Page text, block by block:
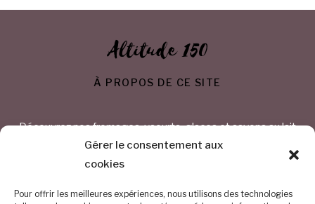
Gérer le consentement aux
cookies
Pour offrir les meilleures expériences, nous utilisons des technologies
Altitude 150
À PROPOS DE CE SITE
Découvrez nos fromages, yaourts, glaces et savons au lait
de chèvre